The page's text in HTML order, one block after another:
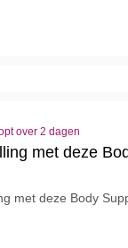
over 2 dagen
met deze
met deze Body